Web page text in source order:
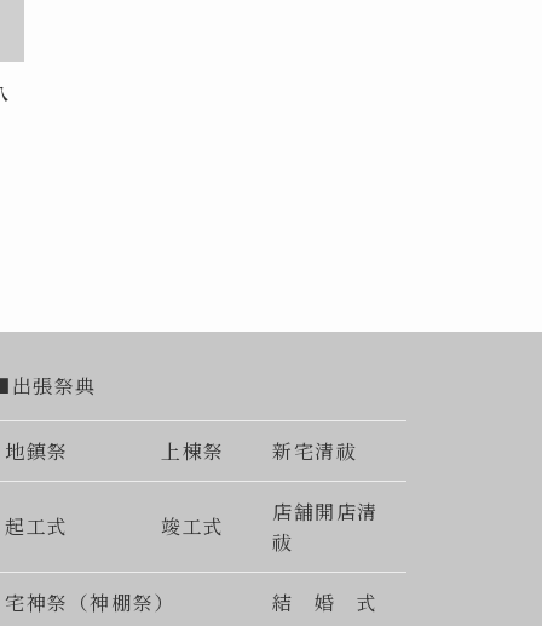
張祭典
地鎮祭 上棟祭 新宅清祓
起工式 竣工式
店舗開店清
祓
宅神祭（神棚祭） 結 婚 式